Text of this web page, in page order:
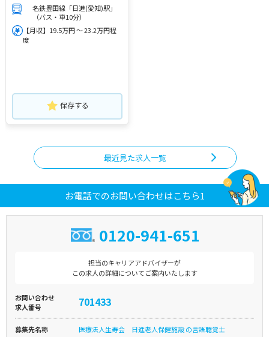
名鉄豊田線「日進(愛知)駅」
（バス・車10分）
【月収】19.5万円 ～ 23.2万円程
度
保存する
最近見た求人一覧
お電話でのお問い合わせはこちら1
0120-941-651
担当のキャリアアドバイザーが
この求人の詳細についてご案内いたします
お問い合わせ
求人番号
701433
募集先名称 医療法人生寿会 日進老人保健施設 の言語聴覚士